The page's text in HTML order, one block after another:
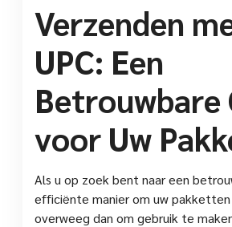
Verzenden
UPC: Een
Betrouwbare
voor Uw
Als u op zoek bent naar een
efficiënte manier om uw
overweeg dan om gebruik te